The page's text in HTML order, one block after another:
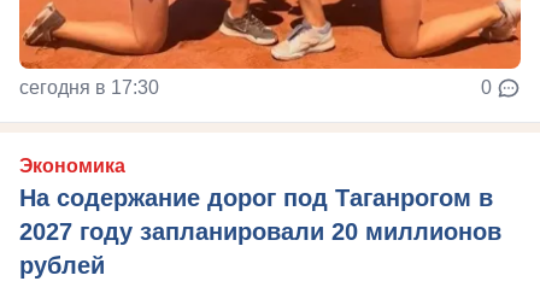
сегодня в 17:30 0
Экономика
На содержание дорог под Таганрогом в
2027 году запланировали 20 миллионов
рублей